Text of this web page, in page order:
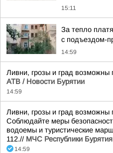
15:11
За тепло
с подъездом-
14:59
Ливни, грозы и град возможны
АТВ / Новости Бурятии
14:59
Ливни, грозы и град возможны
Соблюдайте меры
водоемы и туристические
112.// МЧС Республики Бурятия
14:59